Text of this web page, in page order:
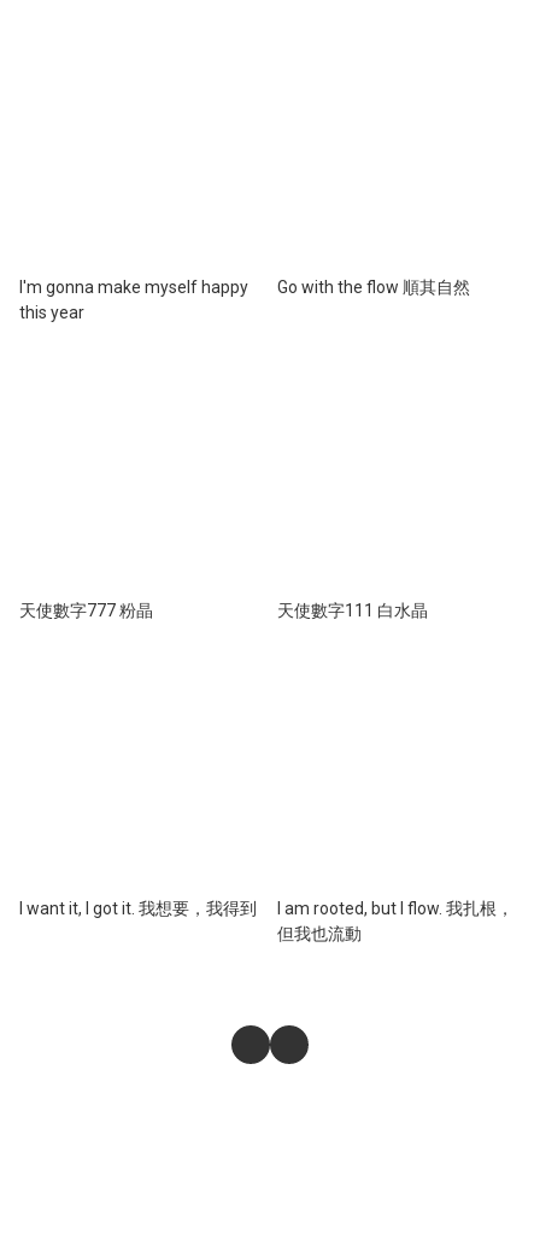
I'm gonna make myself happy
this year
Go with the flow 順其自然
天使數字777 粉晶 天使數字111 白水晶
I want it, I got it. 我想要，我得到
I am rooted, but I flow. 我扎根，
但我也流動